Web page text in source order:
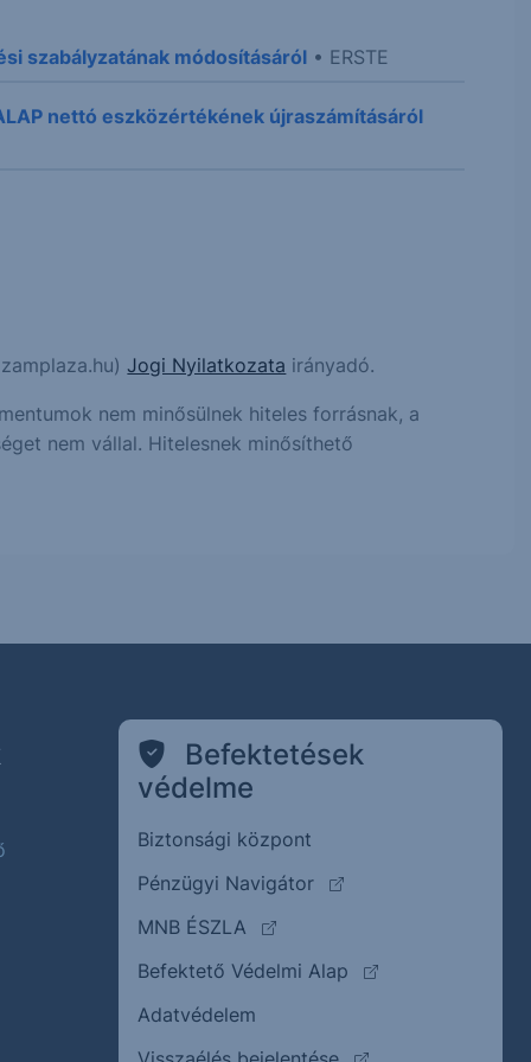
szabályzatának módosításáról • ERSTE
nettó eszközértékének újraszámításáról
Jogi Nyilatkozata irányadó.
nem minősülnek hiteles forrásnak, a
nem vállal. Hitelesnek minősíthető
Befektetések
védelme
Biztonsági központ
Pénzügyi Navigátor
(külső oldalra ugrik)
MNB ÉSZLA
(külső oldalra ugrik)
Befektető Védelmi Alap
(külső oldalra
Adatvédelem
(külső oldalra ugrik)